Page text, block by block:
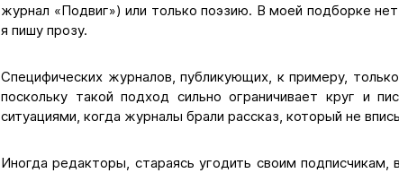
журнал «Подвиг») или только поэзию. В моей подборке
я пишу прозу.
Специфических журналов, публикующих, к примеру,
поскольку такой подход сильно ограничивает круг и
ситуациями, когда журналы брали рассказ, который не
Иногда редакторы, стараясь угодить своим